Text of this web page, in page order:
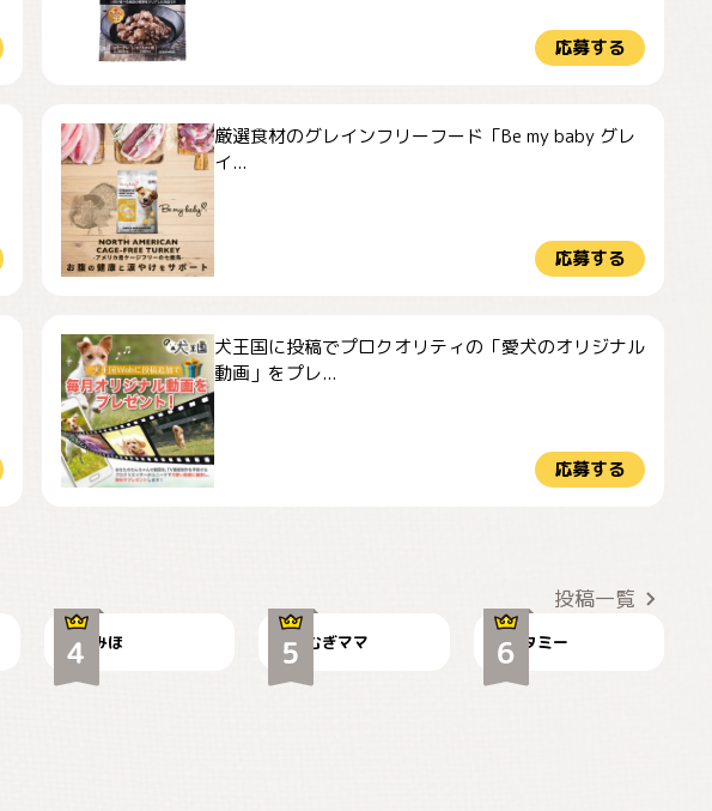
応募する
厳選食材のグレインフリーフード「Be my baby グレ
イ...
応募する
犬王国に投稿でプロクオリティの「愛犬のオリジナル
動画」をプレ...
応募する
投稿一覧
みほ むぎママ タミー